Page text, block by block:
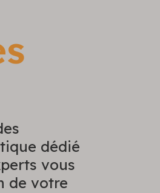
dédié
vous
de votre